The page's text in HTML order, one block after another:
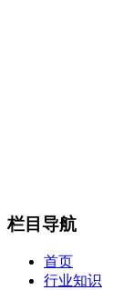
栏目导航
首页
行业知识